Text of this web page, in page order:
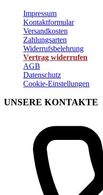
Impressum
Kontaktformular
Versandkosten
Zahlungsarten
Widerrufsbelehrung
Vertrag widerrufen
AGB
Datenschutz
Cookie-Einstellungen
UNSERE KONTAKTE